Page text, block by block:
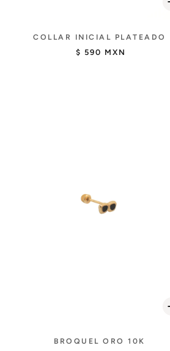
COLLAR INICIAL PLATEADO
$ 590 MXN
BROQUEL ORO 10K